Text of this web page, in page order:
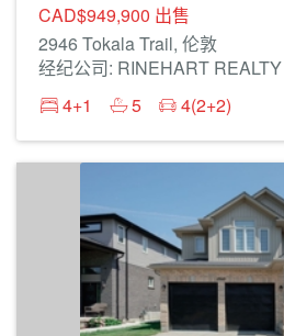
CAD$949,900 出售
2946 Tokala Trail, 伦敦
经纪公司: RINEHART REALTY
4+1
5 4(2+2)